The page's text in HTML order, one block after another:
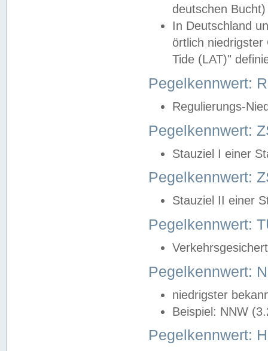
deutschen
In Deutschland
örtlich
Tide (LAT)"
Pegelkennwert:
Regulierungs-
Pegelkennwert:
Stauziel I einer
Pegelkennwert:
Stauziel II einer
Pegelkennwert:
Pegelkennwert:
niedrigster
Beispiel: NNW
Pegelkennwert: